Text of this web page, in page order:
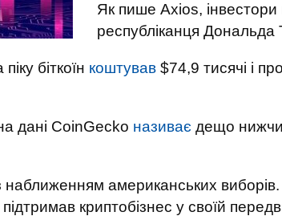
Як пише Axios,
республіканця Дональда
біткоїн коштував $74,9 тисячі і
дані CoinGecko називає дещо
наближенням американських
криптобізнес у своїй